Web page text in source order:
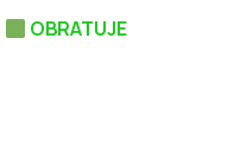
OBRATUJE